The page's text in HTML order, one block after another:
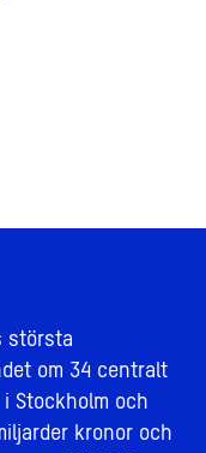
största
om 34 centralt
Stockholm och
kronor och